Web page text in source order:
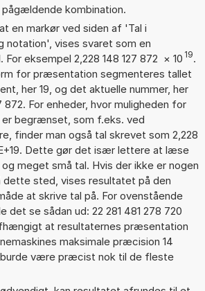
pågældende kombination.
en markør ved siden af 'Tal i
notation', vises svaret som en
For eksempel 2,228 148 127 872 × 10 19.
for præsentation segmenteres tallet
her 19, og det aktuelle nummer, her
872. For enheder, hvor muligheden for
er begrænset, som f.eks. ved
finder man også tal skrevet som 2,228
Dette gør det især lettere at læse
meget små tal. Hvis der ikke er nogen
dette sted, vises resultatet på den
at skrive tal på. For ovenstående
det se sådan ud: 22 281 481 278 720
at resultaternes præsentation
maksimale præcision 14
være præcist nok til de fleste